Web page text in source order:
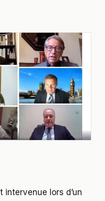
intervenue lors d’un